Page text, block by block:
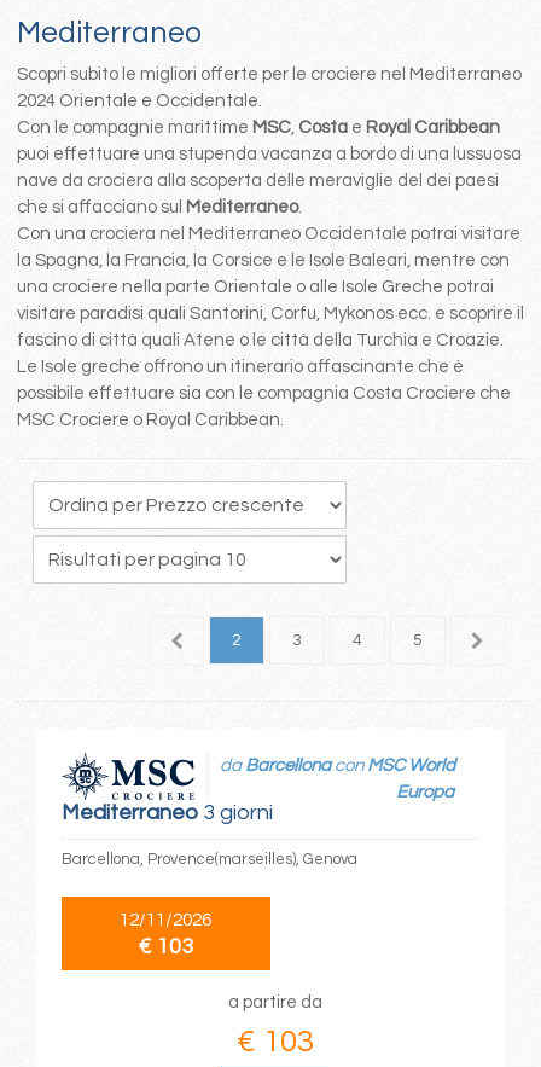
Mediterraneo
Scopri subito le migliori offerte per le crociere nel Mediterraneo
2024 Orientale e Occidentale.
Con le compagnie marittime MSC, Costa e Royal Caribbean
puoi effettuare una stupenda vacanza a bordo di una lussuosa
nave da crociera alla scoperta delle meraviglie del dei paesi
che si affacciano sul Mediterraneo.
Con una crociera nel Mediterraneo Occidentale potrai visitare
la Spagna, la Francia, la Corsice e le Isole Baleari, mentre con
una crociere nella parte Orientale o alle Isole Greche potrai
visitare paradisi quali Santorini, Corfu, Mykonos ecc. e scoprire il
fascino di città quali Atene o le città della Turchia e Croazie.
Le Isole greche offrono un itinerario affascinante che è
possibile effettuare sia con le compagnia Costa Crociere che
MSC Crociere o Royal Caribbean.
1 2 3 4 5 6
Mediterraneo3 giorni
da Barcellonacon MSC World
Europa
Barcellona, Provence(marseilles), Genova
12/11/2026
€ 103
a partire da
€ 103